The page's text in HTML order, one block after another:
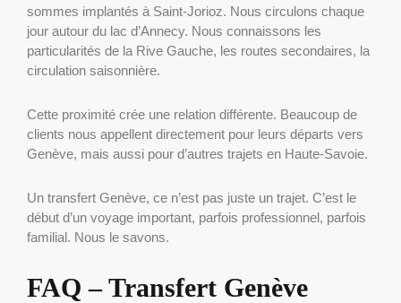
sommes implantés à Saint-Jorioz. Nous circulons chaque
jour autour du lac d’Annecy. Nous connaissons les
particularités de la Rive Gauche, les routes secondaires, la
circulation saisonnière.
Cette proximité crée une relation différente. Beaucoup de
clients nous appellent directement pour leurs départs vers
Genève, mais aussi pour d’autres trajets en Haute-Savoie.
Un transfert Genève, ce n’est pas juste un trajet. C’est le
début d’un voyage important, parfois professionnel, parfois
familial. Nous le savons.
FAQ – Transfert Genève